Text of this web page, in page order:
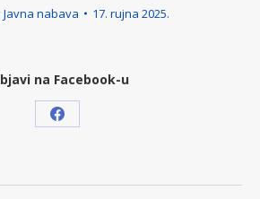
Javna nabava 17. rujna 2025.
na Facebook-u
Share
Facebook